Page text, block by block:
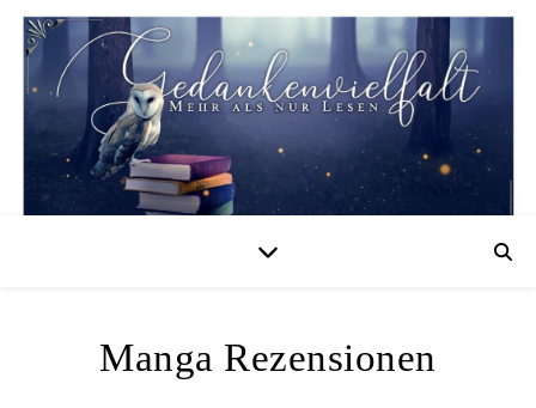
Manga Rezensionen